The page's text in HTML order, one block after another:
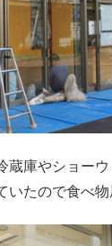
蔵庫やショー
いたので食べ